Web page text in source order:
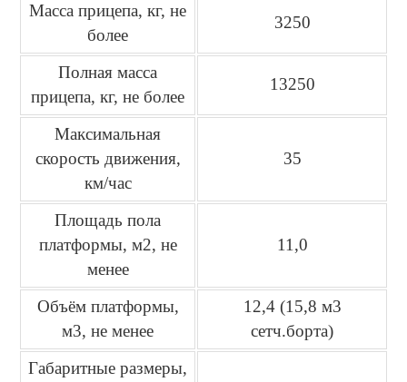
Масса прицепа, кг, не
более
3250
Полная масса
прицепа, кг, не более
13250
Максимальная
скорость движения,
км/час
35
Площадь пола
платформы, м2, не
менее
11,0
Объём платформы,
м3, не менее
12,4 (15,8 м3
сетч.борта)
Габаритные размеры,